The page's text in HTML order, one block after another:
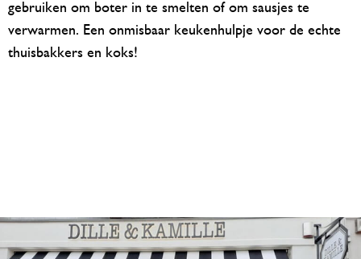
gebruiken om boter in te smelten of om sausjes te
verwarmen. Een onmisbaar keukenhulpje voor de echte
thuisbakkers en koks!